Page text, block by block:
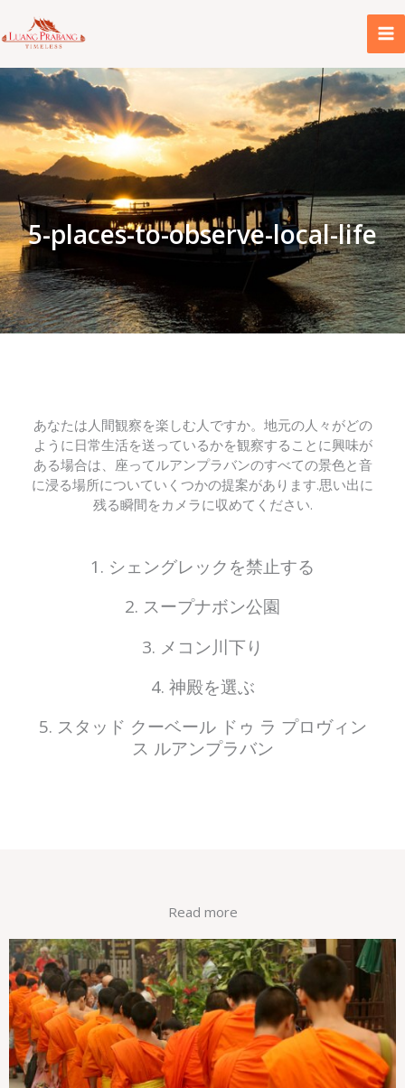
容
ス
プ
5-places-to-observe-local-life
あなたは人間観察を楽しむ人ですか。 地元の人々がどの
ように日常生活を送っているかを観察することに興味が
ある場合は、座ってルアンプラバンのすべての景色と音
に浸る場所についていくつかの提案があります.思い出に
残る瞬間をカメラに収めてください.
1. シェングレックを禁止する
2. スープナボン公園
3. メコン川下り
4. 神殿を選ぶ
5. スタッド クーベール ドゥ ラ プロヴィン
ス ルアンプラバン
Read more